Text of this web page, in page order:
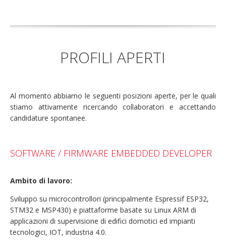
PROFILI APERTI
Al momento abbiamo le seguenti posizioni aperte, per le quali
stiamo attivamente ricercando collaboratori e accettando
candidature spontanee.
SOFTWARE / FIRMWARE EMBEDDED DEVELOPER
Ambito di lavoro:
Sviluppo su microcontrollori (principalmente Espressif ESP32,
STM32 e MSP430) e piattaforme basate su Linux ARM di
applicazioni di supervisione di edifici domotici ed impianti
tecnologici, IOT, industria 4.0.